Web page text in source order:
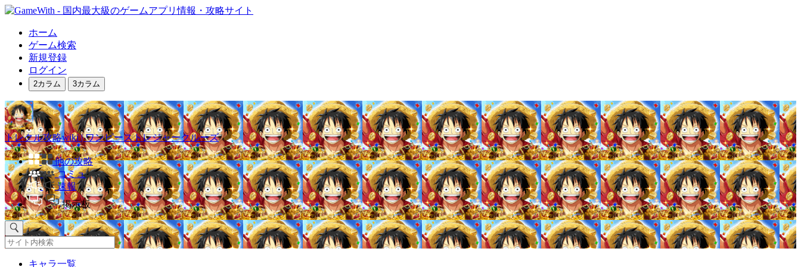
ホーム
ゲーム検索
新規登録
ログイン
2カラム 3カラム
トレクル攻略wiki | ワンピーストレジャークルーズ
他の攻略
コミュ
速報
掲示板
キャラ一覧